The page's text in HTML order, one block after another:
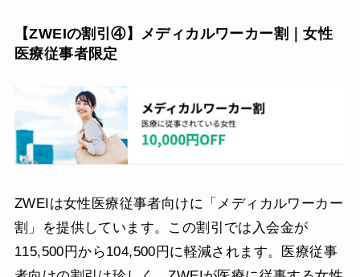
【ZWEIの割引④】メディカルワーカー割｜女性
医療従事者限定
ZWEIは女性医療従事者向けに「メディカルワーカー
割」を提供しています。この割引では入会金が
115,500円から104,500円に軽減されます。医療従事